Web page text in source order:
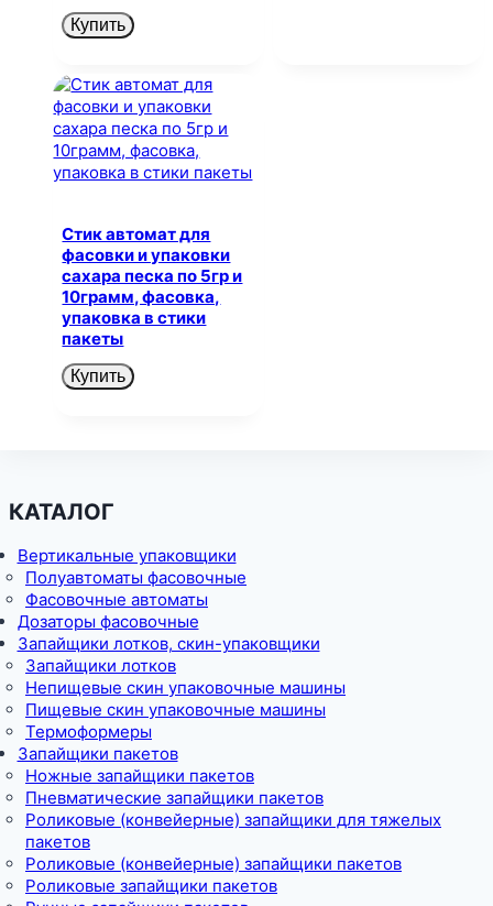
Купить
Стик автомат для
фасовки и упаковки
сахара песка по 5гр и
10грамм, фасовка,
упаковка в стики
пакеты
Купить
КАТАЛОГ
Вертикальные упаковщики
Полуавтоматы фасовочные
Фасовочные автоматы
Дозаторы фасовочные
Запайщики лотков, скин-упаковщики
Запайщики лотков
Непищевые скин упаковочные машины
Пищевые скин упаковочные машины
Термоформеры
Запайщики пакетов
Ножные запайщики пакетов
Пневматические запайщики пакетов
Роликовые (конвейерные) запайщики для тяжелых
пакетов
Роликовые (конвейерные) запайщики пакетов
Роликовые запайщики пакетов